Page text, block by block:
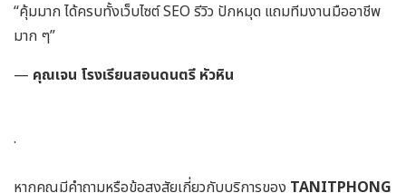
“คุ้มมาก ได้ครบทั้งเว็บไซต์ SEO รีวิว ปักหมุด แถมทีมงานมืออาชีพ
มาก ๆ”
— คุณเจน โรงเรียนสอนดนตรี หัวหิน
.
หากคุณมีคำถามหรือข้อสงสัยเกี่ยวกับบริการของ TANITPHONG